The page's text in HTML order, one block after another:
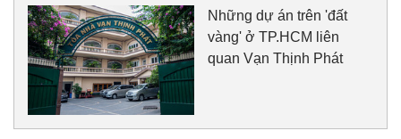
Những dự án trên 'đất
vàng' ở TP.HCM liên
quan Vạn Thịnh Phát